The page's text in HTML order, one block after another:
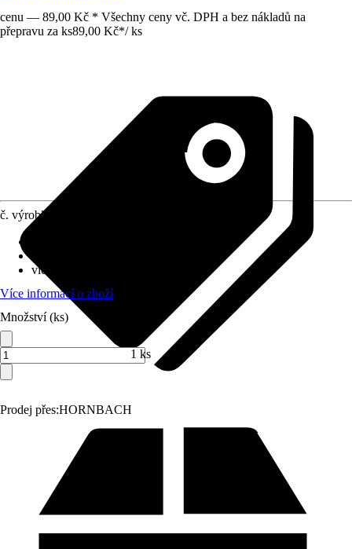
cenu — 89,00 Kč * Všechny ceny vč. DPH a bez nákladů na
přepravu za ks89,00 Kč*/ ks
Prodej přes:HORNBACH
č. výrobku
víceleté
Více informací o zboží
Množství (ks)
1 ks